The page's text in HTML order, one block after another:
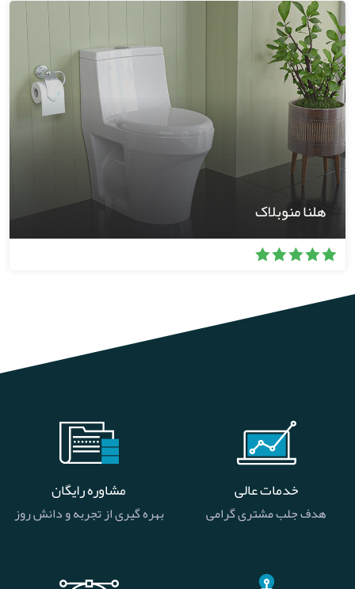
هلنا منوبلاک
خدمات عالی
هدف جلب مشتری گرامی
مشاوره رایگان
بهره گیری از تجربه و دانش روز